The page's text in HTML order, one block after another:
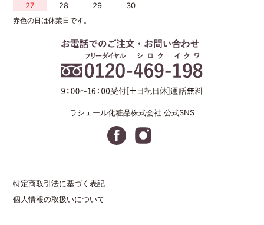
27
28 29 30
赤色の日は休業日です。
ラシェール化粧品株式会社 公式SNS
特定商取引法に基づく表記
個人情報の取扱いについて